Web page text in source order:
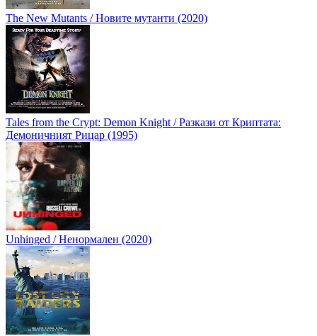
The New Mutants / Новите мутанти (2020)
Tales from the Crypt: Demon Knight / Разкази от Криптата:
Демоничният Рицар (1995)
Unhinged / Ненормален (2020)